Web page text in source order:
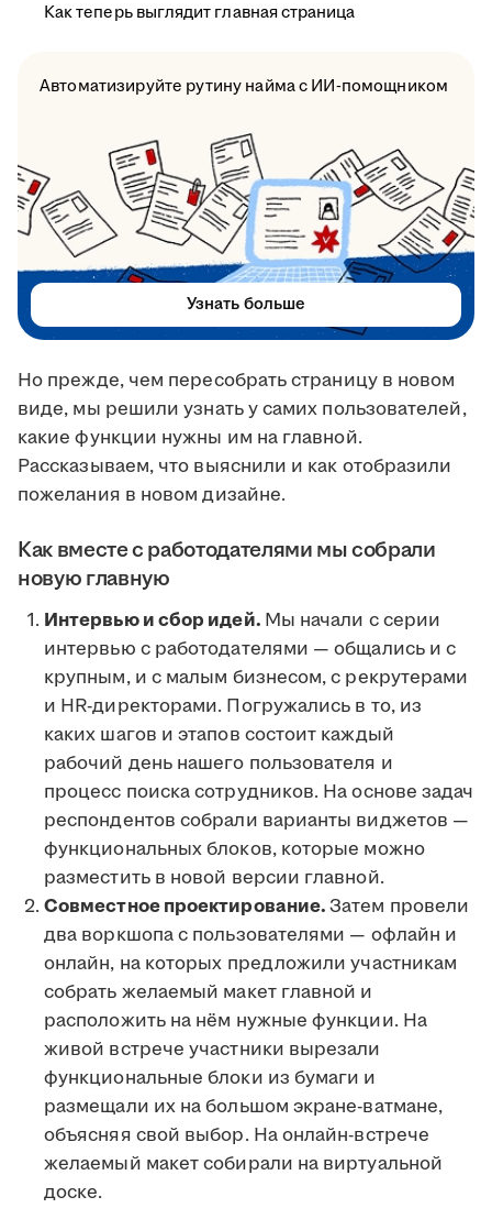
Но прежде, чем пересобрать страницу в новом
виде, мы решили узнать у самих пользователей,
какие функции нужны им на главной.
Рассказываем, что выяснили и как отобразили
пожелания в новом дизайне.
Как вместе с работодателями мы собрали
новую главную
Интервью и сбор идей. Мы начали с серии
интервью с работодателями — общались и с
крупным, и с малым бизнесом, с рекрутерами
и HR-директорами. Погружались в то, из
каких шагов и этапов состоит каждый
рабочий день нашего пользователя и
процесс поиска сотрудников. На основе задач
респондентов собрали варианты виджетов —
функциональных блоков, которые можно
разместить в новой версии главной.
Совместное проектирование.Затем провели
два воркшопа с пользователями — офлайн и
онлайн, на которых предложили участникам
собрать желаемый макет главной и
расположить на нём нужные функции. На
живой встрече участники вырезали
функциональные блоки из бумаги и
размещали их на большом экране-ватмане,
объясняя свой выбор. На онлайн-встрече
желаемый макет собирали на виртуальной
доске.
Как теперь выглядит главная страница
Автоматизируйте рутину найма с ИИ-помощником
Узнать больше